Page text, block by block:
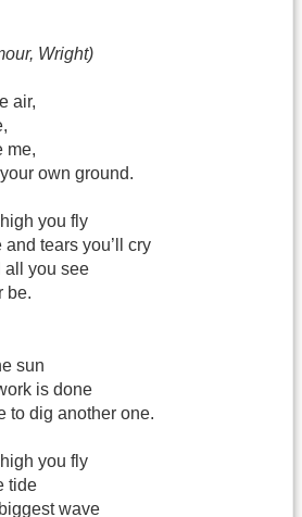
Wright)
air,
me,
own ground.
you fly
tears you’ll cry
all you see
be.
sun
is done
to dig another one.
you fly
tide
wave